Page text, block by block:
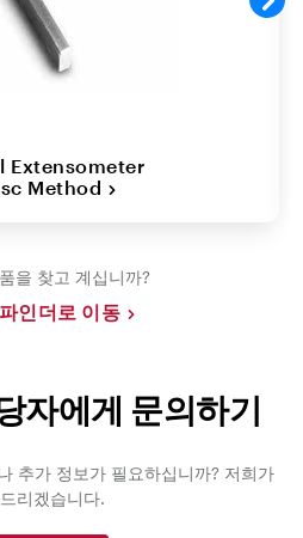
Extensometer
Method
을 찾고 계십니까?
인더로 이동
자에게 문의하기
추가 정보가 필요하십니까? 저희가
리겠습니다.